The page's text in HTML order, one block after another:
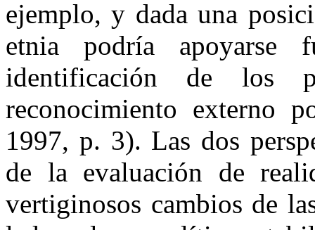
ejemplo, y dada una
etnia podría apoyarse
identificación de los
reconocimiento externo
1997, p. 3). Las dos
de la evaluación de
vertiginosos cambios de